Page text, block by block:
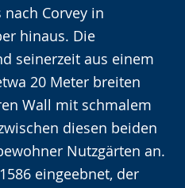
Corvey in
hinaus. Die
seinerzeit aus einem
20 Meter breiten
Wall mit schmalem
diesen beiden
Nutzgärten an.
eingeebnet, der